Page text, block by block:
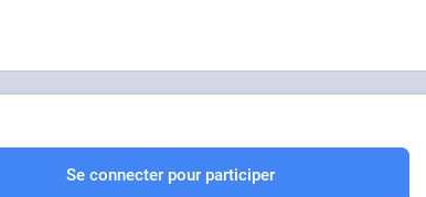
Se connecter pour participer